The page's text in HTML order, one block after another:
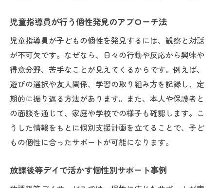
援
仕事術を磨く児童指導員の個性対応スキル
個性を伸ばすための実務経験の積み方とは
実務経験で得た個性支援ノウハウの共有
資格取得で広がる児童指導員の可能性
個性を支える児童指導員資格の重要性とは
資格取得で学ぶ個性尊重の支援知識とは
児童指導員資格で広がる個性支援の幅
個性を伸ばすための資格取得のメリット
多様な個性に寄り添う支援の工夫を解説
児童指導員が行う個性発見のアプローチ法
児童指導員が子どもの個性を発見するには、観察と対話
が不可欠です。なぜなら、日々の行動や反応から興味や
得意分野、苦手なことが見えてくるからです。例えば、
遊びの選択や友人関係、学習の取り組み方を記録し、定
期的に振り返る方法があります。また、本人や保護者と
の面談を通じて、家庭や学校での様子も確認します。こ
うした情報をもとに個別支援計画を立てることで、子ど
もの個性に合ったサポートが可能になります。
放課後等デイで活かす個性別サポート事例